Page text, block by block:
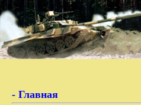
- Главная